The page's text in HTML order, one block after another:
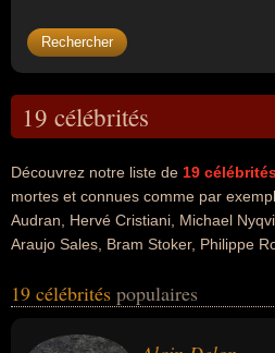
19 célébrités
Découvrez notre liste de 19
mortes et connues comme par
Audran, Hervé Cristiani, Michael
Araujo Sales, Bram Stoker, Philippe
dans les domaines de l'art, du
de la politique de droite ou de la
19 célébrités populaires